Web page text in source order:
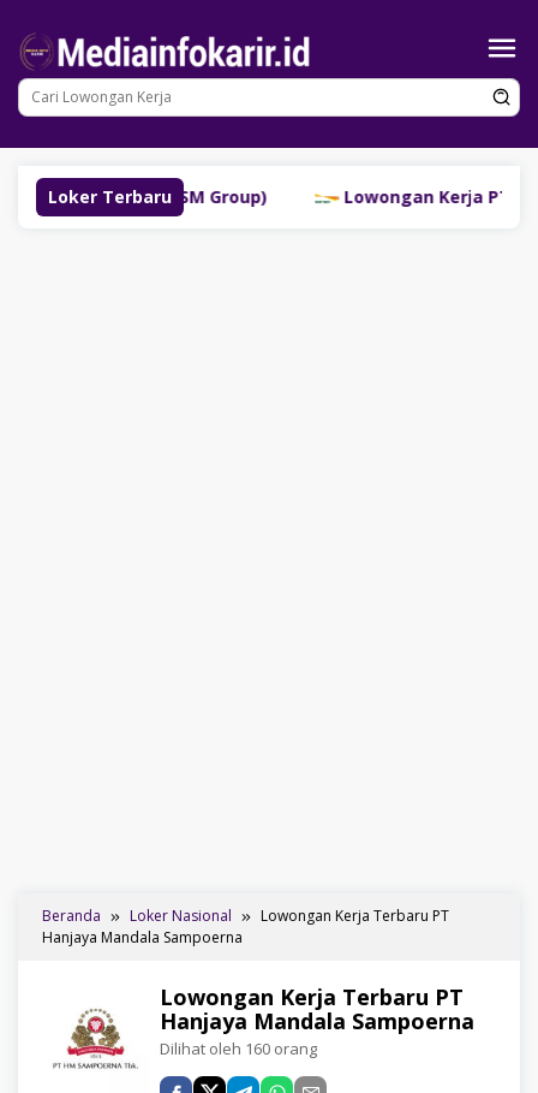
konten
Loker Terbaru
(SM Group) Lowongan Kerja PT Bank
Beranda Loker Nasional
Lowongan Kerja Terbaru PT
Hanjaya Mandala Sampoerna
Lowongan Kerja Terbaru PT
Hanjaya Mandala Sampoerna
Dilihat oleh 160 orang